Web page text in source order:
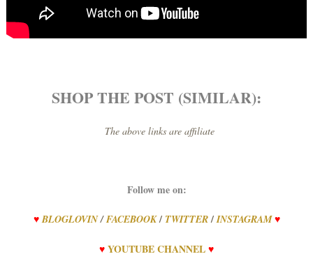
SHOP THE POST (SIMILAR):
The above links are affiliate
Follow me on:
♥ BLOGLOVIN/FACEBOOK / TWITTER / INSTAGRAM ♥
♥YOUTUBE CHANNEL♥